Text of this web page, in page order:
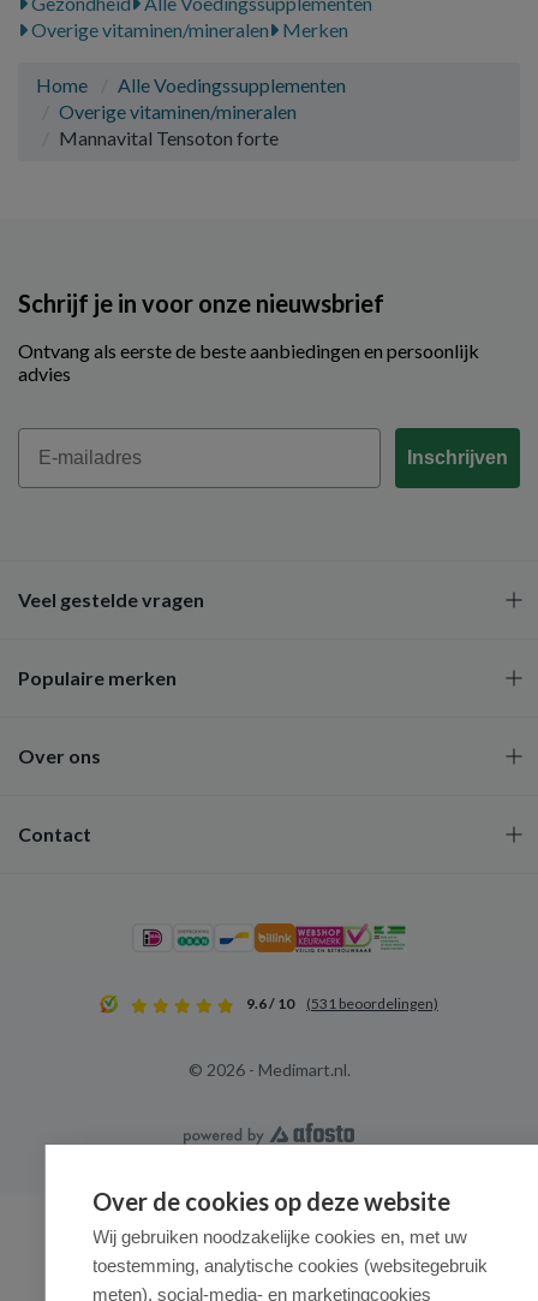
Overige vitaminen/mineralen
Merken
Home
Alle Voedingssupplementen
Overige vitaminen/mineralen
Mannavital Tensoton forte
Schrijf je in voor onze nieuwsbrief
Ontvang als eerste de beste aanbiedingen en persoonlijk
advies
Email
Inschrijven
Veel gestelde vragen
Populaire merken
Over ons
Contact
9.6 / 10 (531 beoordelingen)
© 2026 - Medimart.nl.
Over de cookies op deze website
Wij gebruiken noodzakelijke cookies en, met uw
toestemming, analytische cookies (websitegebruik
meten), social-media- en marketingcookies